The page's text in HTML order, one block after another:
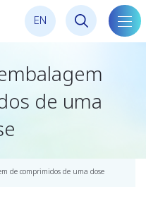
EN
a
de uma
de comprimidos de uma dose